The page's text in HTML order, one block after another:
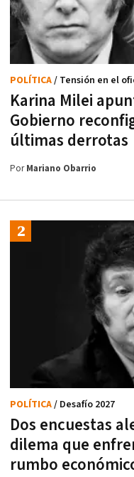
Karina Milei
Gobierno
últimas derrotas
POLÍTICA/ Tensión en el
PorMariano Obarrio
Dos encuestas
dilema que
rumbo
POLÍTICA/ Desafío 2027